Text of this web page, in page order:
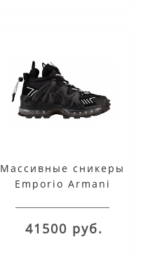
Массивные сникеры
Emporio Armani
41500 руб.